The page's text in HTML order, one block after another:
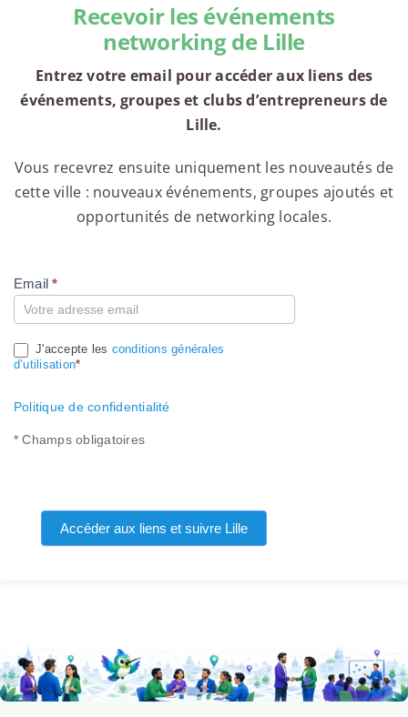
Recevoir les événements
networking de Lille
Entrez votre email pour accéder aux liens des
événements, groupes et clubs d’entrepreneurs de
Lille.
Vous recevrez ensuite uniquement les nouveautés de
cette ville : nouveaux événements, groupes ajoutés et
opportunités de networking locales.
Compte
Email*
J'accepte les conditions générales
d’utilisation*
Politique de confidentialité
* Champs obligatoires
Accéder aux liens et suivre Lille